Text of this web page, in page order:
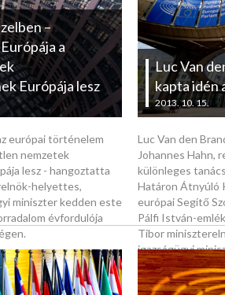
–
a
Európája lesz
európai történelem
nemzetek
lesz - hangoztatta
helyettes,
miniszter kedden este
évfordulója
Luc Van
kapta idén
2013. 10. 15.
Luc Van den
Johannes Hahn,
különleges
Határon Átnyúló
európai Segítő
Pálfi István-
Tibor
igazságügyi